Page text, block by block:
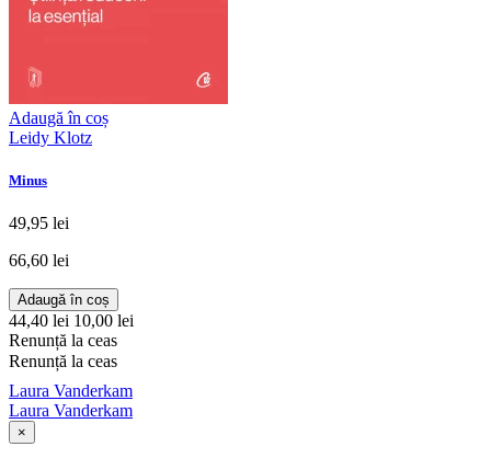
Adaugă în coș
Leidy Klotz
Minus
49,95 lei
66,60 lei
Adaugă în coș
44,40 lei 10,00 lei
Renunță la ceas
Renunță la ceas
Laura Vanderkam
Laura Vanderkam
×